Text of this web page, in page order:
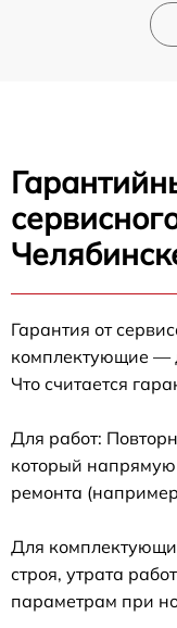
Гарантия от
комплектующие —
Что считается
Для работ:
который напрямую
ремонта
Для
строя, утрата
параметрам при